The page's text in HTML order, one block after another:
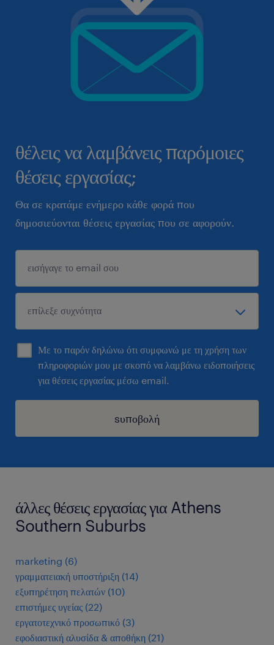
θέλεις να λαμβάνεις παρόμοιες
θέσεις εργασίας;
Θα σε κρατάμε ενήμερο κάθε φορά που
δημοσιεύονται θέσεις εργασίας που σε αφορούν.
Με το παρόν δηλώνω ότι συμφωνώ με τη χρήση των
πληροφοριών μου με σκοπό να λαμβάνω ειδοποιήσεις
για θέσεις εργασίας μέσω email.
sυποβολή
άλλες θέσεις εργασίας για Athens
Southern Suburbs
marketing (6)
γραμματειακή υποστήριξη (14)
εξυπηρέτηση πελατών (10)
επιστήμες υγείας (22)
εργατοτεχνικό προσωπικό (3)
εφοδιαστική αλυσίδα & αποθήκη (21)